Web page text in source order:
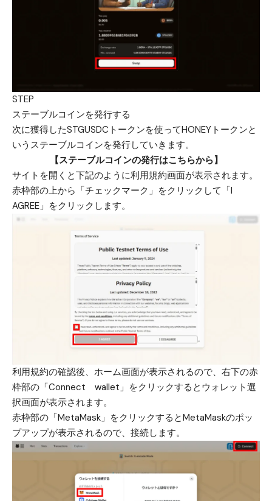
STEP
ステーブルコインを発行する
次に獲得したSTGUSDCトークンを使ってHONEYトークンと
いうステーブルコインを発行していきます。
【ステーブルコインの発行はこちらから】
サイトを開くと下記のように利用規約画面が表示されます。
赤枠部の上から「チェックマーク」をクリックして「I
AGREE」をクリックします。
利用規約の確認後、ホーム画面が表示されるので、右下の赤
枠部の「Connect wallet」をクリックするとウォレット選
択画面が表示されます。
赤枠部の「MetaMask」をクリックするとMetaMaskのポッ
プアップが表示されるので、接続します。